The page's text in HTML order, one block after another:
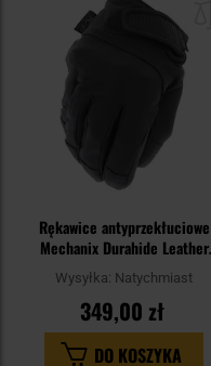
Rękawice antyprzekłuciowe
Mechanix Durahide Leather
Needlestick Law Enforcement -
Black
Wysyłka: Natychmiast
349,00 zł
DO KOSZYKA